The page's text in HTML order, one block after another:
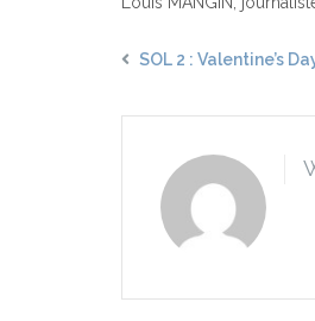
SOL 2 : Valentine’s